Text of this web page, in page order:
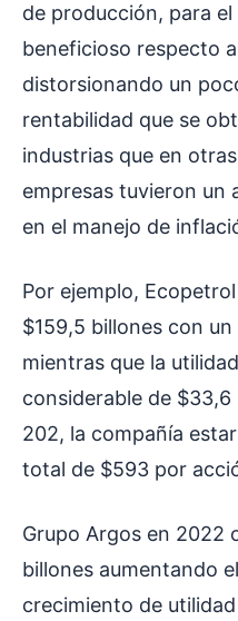
de producción, para
beneficioso respecto
distorsionando un
rentabilidad que se
industrias que en
empresas tuvieron un
en el manejo de
Por ejemplo,
$159,5 billones con
mientras que la
considerable de
202, la compañía
total de $593 por
Grupo Argos en 2022
billones aumentando
crecimiento de